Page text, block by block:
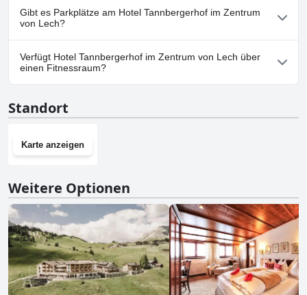
Ja, Hotel Tannbergerhof im Zentrum von Lech heißt Hunde
willkommen.
Gibt es Parkplätze am Hotel Tannbergerhof im Zentrum
von Lech?
Ja, Parkmöglichkeiten sind im Hotel Tannbergerhof im Zentrum
von Lech vorhanden.
Verfügt Hotel Tannbergerhof im Zentrum von Lech über
einen Fitnessraum?
Fitnessraum.
Standort
Karte anzeigen
Weitere Optionen